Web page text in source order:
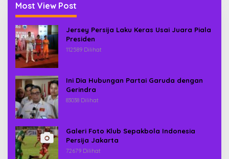
Most View Post
Jersey Persija Laku Keras Usai Juara Piala
Presiden
112589 Dilihat
Ini Dia Hubungan Partai Garuda dengan
Gerindra
83038 Dilihat
Galeri Foto Klub Sepakbola Indonesia
Persija Jakarta
72679 Dilihat